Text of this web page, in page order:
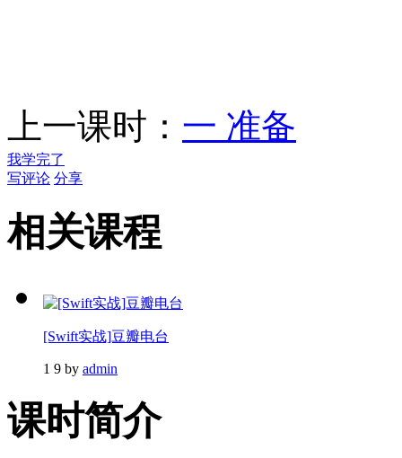
上一课时： 一 准备
我学完了
写评论 分享
相关课程
[Swift实战]豆瓣电台
1 9 by admin
课时简介